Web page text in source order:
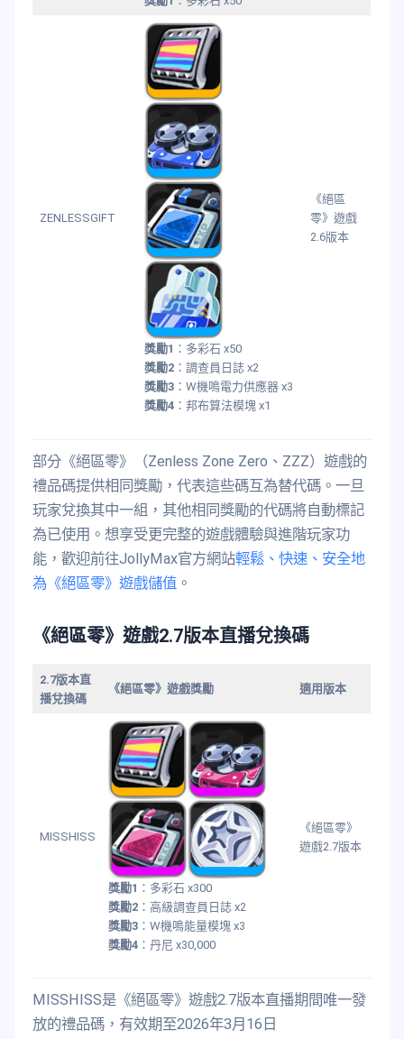
ZENLESSGIFT
獎勵1 ：多彩石 x50
獎勵2：調查員日誌 x2
獎勵3：W機鳴電力供應器 x3
獎勵4：邦布算法模塊 x1
《絕區
零》遊戲
2.6版本
部分《絕區零》（Zenless Zone Zero、ZZZ）遊戲的
禮品碼提供相同獎勵，代表這些碼互為替代碼。一旦
玩家兌換其中一組，其他相同獎勵的代碼將自動標記
為已使用。想享受更完整的遊戲體驗與進階玩家功
能，歡迎前往JollyMax官方網站輕鬆、快速、安全地
為《絕區零》遊戲儲值 。
《絕區零》遊戲2.7版本直播兌換碼
2.7版本直
播兌換碼
《絕區零》遊戲獎勵 適用版本
MISSHISS
獎勵1 ：多彩石 x300
獎勵2：高級調查員日誌 x2
獎勵3：W機鳴能量模塊 x3
獎勵4：丹尼 x30,000
《絕區零》
遊戲2.7版本
MISSHISS是《絕區零》遊戲2.7版本直播期間唯一發
放的禮品碼，有效期至2026年3月16日